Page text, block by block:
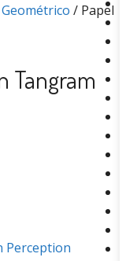
/ Papel
Tangram
Perception